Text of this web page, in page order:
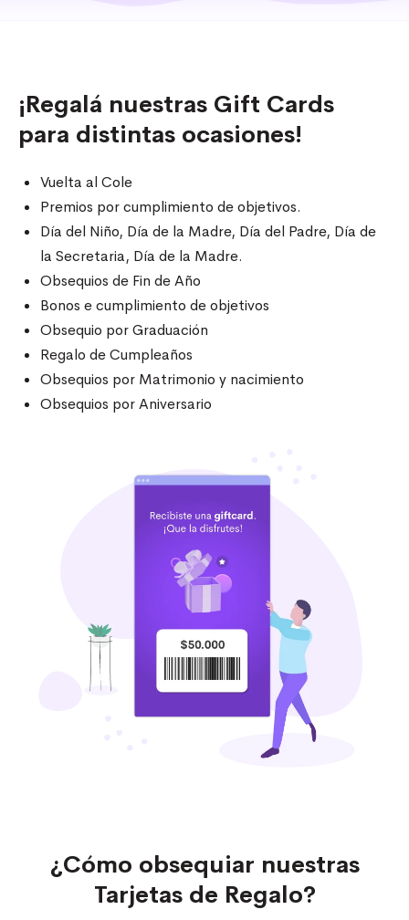
¡Regalá nuestras Gift Cards
para distintas ocasiones!
Vuelta al Cole
Premios por cumplimiento de objetivos.
Día del Niño, Día de la Madre, Día del Padre, Día de
la Secretaria, Día de la Madre.
Obsequios de Fin de Año
Bonos e cumplimiento de objetivos
Obsequio por Graduación
Regalo de Cumpleaños
Obsequios por Matrimonio y nacimiento
Obsequios por Aniversario
¿Cómo obsequiar nuestras
Tarjetas de Regalo?